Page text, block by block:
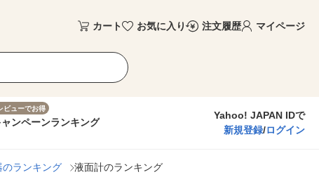
カート お気に入り 注文履歴 マイページ
ビューでお得
ャンペーンランキング
Yahoo! JAPAN IDで
新規登録/ログイン
のランキング 液面計のランキング